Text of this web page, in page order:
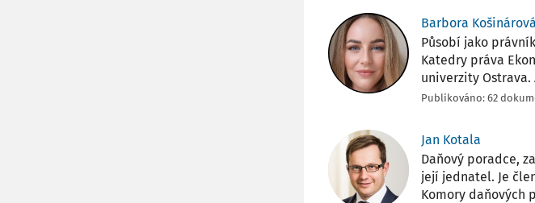
Barbora Košinárová
Působí jako
Katedry práva
univerzity
Publikováno: 62
Jan Kotala
Daňový poradce,
její jednatel. Je
Komory daňových